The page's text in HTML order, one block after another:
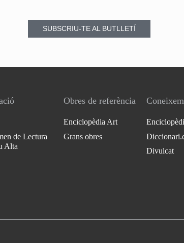
SUBSCRIU-TE AL BUTLLETÍ
de Lectura
Alta
Obres de referència
Enciclopèdia Art
Grans obres
Divulcat